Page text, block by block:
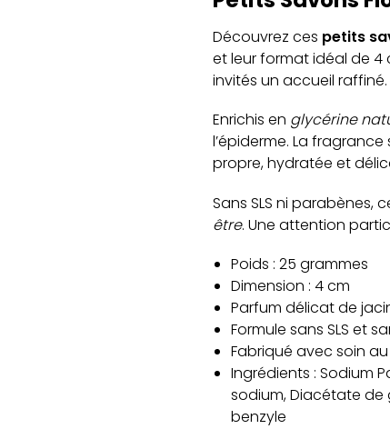
Découvrez ces petits
et leur format idéal de 4
invités un accueil raffiné.
Enrichis en glycérine
l’épiderme. La fragrance
propre, hydratée et
Sans SLS ni parabènes,
être. Une attention
Poids : 25 grammes
Dimension : 4 cm
Parfum délicat de
Formule sans SLS et
Fabriqué avec soin
Ingrédients : Sodium
sodium, Diacétate de
benzyle